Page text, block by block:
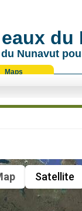
du
Nunavut
Maps
Satellite